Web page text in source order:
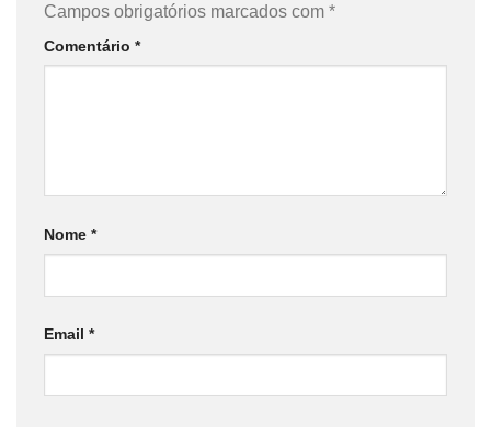
Campos obrigatórios marcados com *
Comentário *
Nome *
Email *